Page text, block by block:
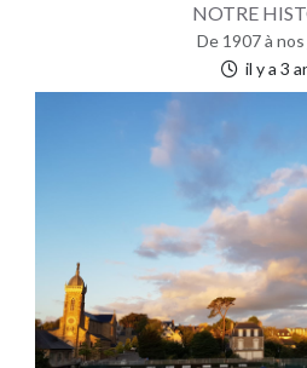
NOTRE
De 1907 à
il y a 3